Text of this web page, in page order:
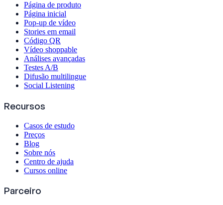
Página de produto
Página inicial
Pop-up de vídeo
Stories em email
Código QR
Vídeo shoppable
Análises avançadas
Testes A/B
Difusão multilingue
Social Listening
Recursos
Casos de estudo
Preços
Blog
Sobre nós
Centro de ajuda
Cursos online
Parceiro